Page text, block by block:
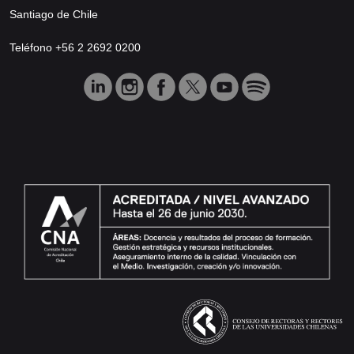
Santiago de Chile
Teléfono +56 2 2692 0200